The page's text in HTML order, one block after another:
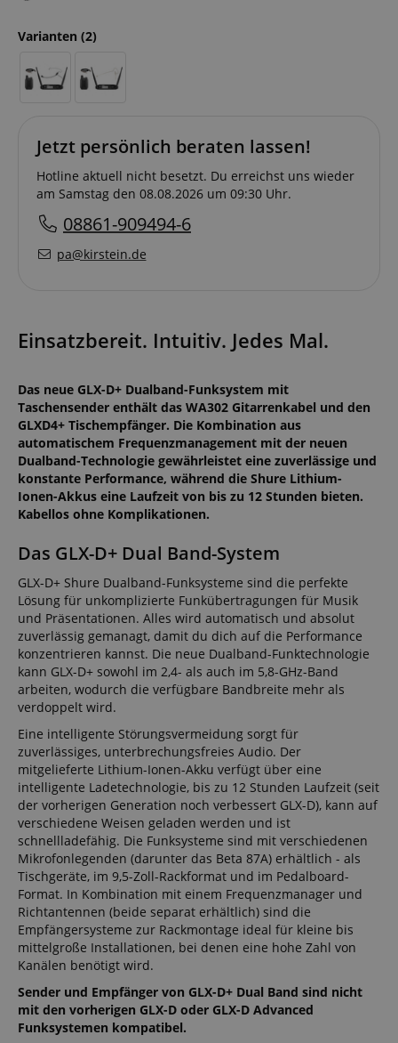
Varianten (2)
Jetzt persönlich beraten lassen!
Hotline aktuell nicht besetzt. Du erreichst uns wieder
am Samstag den 08.08.2026 um 09:30 Uhr.
08861-909494-6
pa@kirstein.de
Einsatzbereit. Intuitiv. Jedes Mal.
Das neue GLX-D+ Dualband-Funksystem mit
Taschensender enthält das WA302 Gitarrenkabel und den
GLXD4+ Tischempfänger. Die Kombination aus
automatischem Frequenzmanagement mit der neuen
Dualband-Technologie gewährleistet eine zuverlässige und
konstante Performance, während die Shure Lithium-
Ionen-Akkus eine Laufzeit von bis zu 12 Stunden bieten.
Kabellos ohne Komplikationen.
Das GLX-D+ Dual Band-System
GLX-D+ Shure Dualband-Funksysteme sind die perfekte
Lösung für unkomplizierte Funkübertragungen für Musik
und Präsentationen. Alles wird automatisch und absolut
zuverlässig gemanagt, damit du dich auf die Performance
konzentrieren kannst. Die neue Dualband-Funktechnologie
kann GLX-D+ sowohl im 2,4- als auch im 5,8-GHz-Band
arbeiten, wodurch die verfügbare Bandbreite mehr als
verdoppelt wird.
Eine intelligente Störungsvermeidung sorgt für
zuverlässiges, unterbrechungsfreies Audio. Der
mitgelieferte Lithium-Ionen-Akku verfügt über eine
intelligente Ladetechnologie, bis zu 12 Stunden Laufzeit (seit
der vorherigen Generation noch verbessert GLX-D), kann auf
verschiedene Weisen geladen werden und ist
schnellladefähig. Die Funksysteme sind mit verschiedenen
Mikrofonlegenden (darunter das Beta 87A) erhältlich - als
Tischgeräte, im 9,5-Zoll-Rackformat und im Pedalboard-
Format. In Kombination mit einem Frequenzmanager und
Richtantennen (beide separat erhältlich) sind die
Empfängersysteme zur Rackmontage ideal für kleine bis
mittelgroße Installationen, bei denen eine hohe Zahl von
Kanälen benötigt wird.
Sender und Empfänger von GLX-D+ Dual Band sind nicht
mit den vorherigen GLX-D oder GLX-D Advanced
Funksystemen kompatibel.